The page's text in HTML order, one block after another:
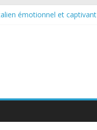
émotionnel et captivant